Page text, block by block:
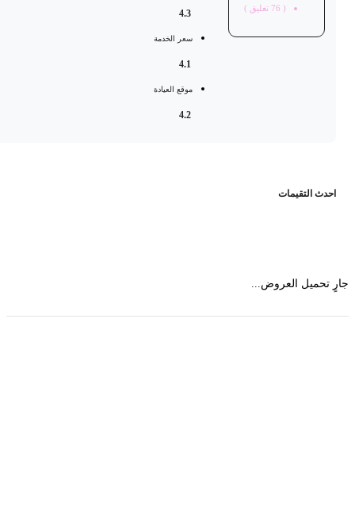
76 تعليق )
سعر الخدمة
موقع العيادة
التقيمات
تحميل العروض...